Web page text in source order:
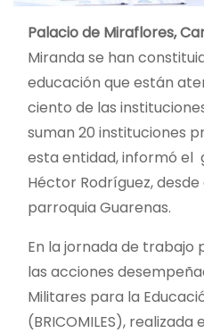
Palacio de Miraflores,
Miranda se han
educación que están
ciento de las
suman 20 instituciones
esta entidad, informó el
Héctor Rodríguez,
parroquia Guarenas.
En la jornada de
las acciones
Militares para la
(BRICOMILES), realizada